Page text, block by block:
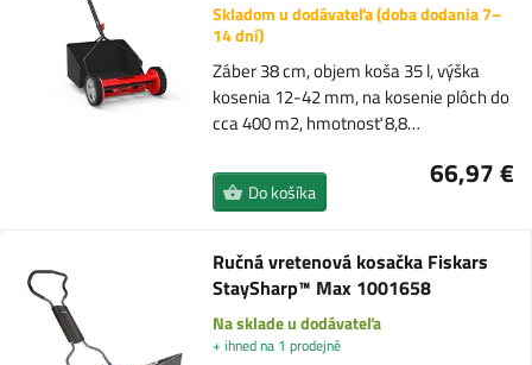
Skladom u dodávateľa (doba dodania 7–
14 dní)
Záber 38 cm, objem koša 35 l, výška
kosenia 12-42 mm, na kosenie plôch do
cca 400 m2, hmotnosť 8,8…
66,97 €
Do košíka
Ručná vretenová kosačka Fiskars
StaySharp™ Max 1001658
Na sklade u dodávateľa
+ ihned na 1 prodejně